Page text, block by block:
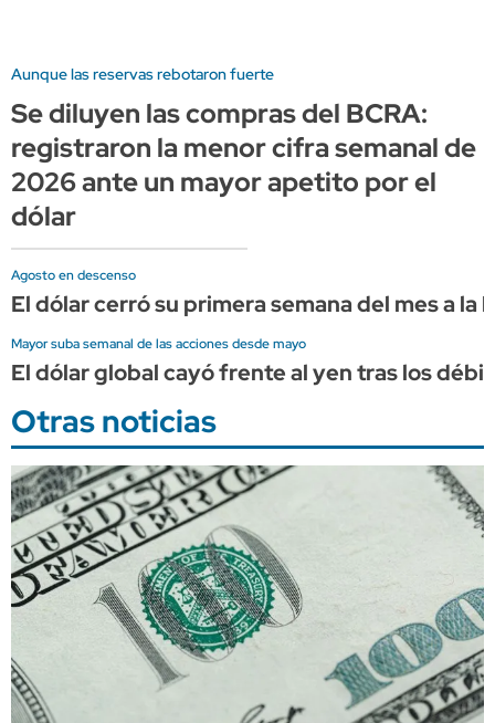
Aunque las reservas rebotaron fuerte
Se diluyen las compras del BCRA:
registraron la menor cifra semanal de
2026 ante un mayor apetito por el
dólar
Agosto en descenso
El dólar cerró su primera semana del mes a la
Mayor suba semanal de las acciones desde mayo
El dólar global cayó frente al yen tras los
Otras noticias